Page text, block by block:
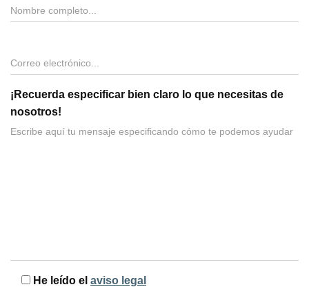
¡Recuerda especificar bien claro lo que necesitas de
nosotros!
He leído el aviso legal